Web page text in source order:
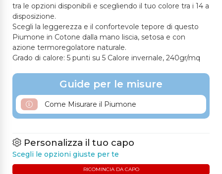
tra le opzioni disponibili e scegliendo il tuo colore tra i 14 a
disposizione.
Scegli la leggerezza e il confortevole tepore di questo
Piumone in Cotone dalla mano liscia, setosa e con
azione termoregolatore naturale.
Grado di calore: 5 punti su 5 Calore invernale, 240gr/mq
Guide per le misure
Come Misurare il Piumone
Personalizza il tuo capo
Scegli le opzioni giuste per te
RICOMINCIA DA CAPO